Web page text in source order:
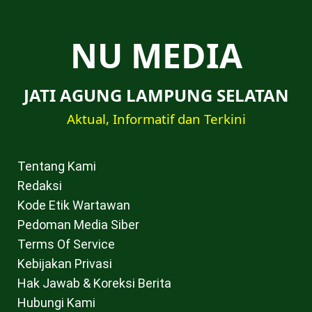
NU MEDIA
JATI AGUNG LAMPUNG SELATAN
Aktual, Informatif dan Terkini
Tentang Kami
Redaksi
Kode Etik Wartawan
Pedoman Media Siber
Terms Of Service
Kebijakan Privasi
Hak Jawab & Koreksi Berita
Hubungi Kami